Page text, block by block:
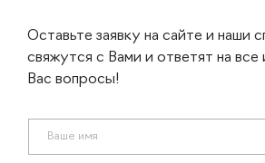
Оставьте заявку на сайте и наши
свяжутся с Вами и ответят на
Вас вопросы!